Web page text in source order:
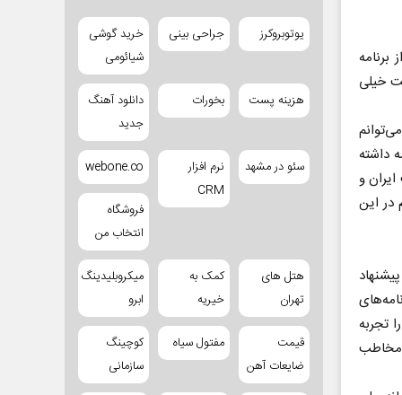
خیلی
داشته
و
در این
تجربه
مخاطب
یوتوبروکرز جراحی بینی
خرید گوشی
شیائومی
هزینه پست بخورات
دانلود آهنگ
جدید
سئو در مشهد
نرم افزار
CRM
webone.co
فروشگاه
انتخاب من
هتل های
تهران
کمک به
خیریه
میکروبلیدینگ
ابرو
قیمت
ضایعات آهن
مفتول سیاه
کوچینگ
سازمانی